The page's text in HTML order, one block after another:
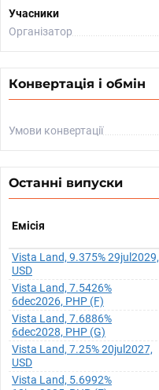
Учасники
Організатор
Конвертація і обмін
Умови конвертації
Останні випуски
Емісія
Vista Land, 9.375% 29jul2029,
USD
Vista Land, 7.5426%
6dec2026, PHP (F)
Vista Land, 7.6886%
6dec2028, PHP (G)
Vista Land, 7.25% 20jul2027,
USD
Vista Land, 5.6992%